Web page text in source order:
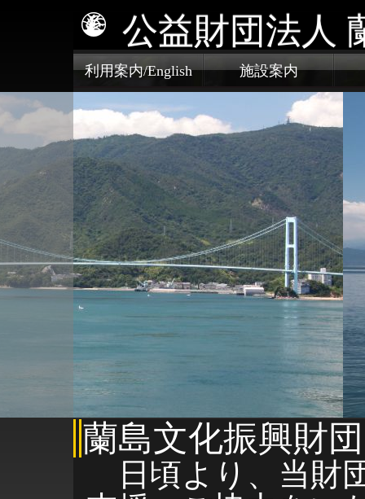
公益財団法人
利用案内/English 施設案内
蘭島文化振興財
日頃より、当財